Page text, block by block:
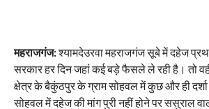
महराजगंज:श्यामदेउरवा महराजगंज सूबे में दहेज
सरकार हर दिन जहां कई बड़े फैसले ले रही है। तो
क्षेत्र के बैकुंठपुर के ग्राम सोहवल में कुछ और ही
सोहवल में दहेज की मांग पुरी नहीं होने पर ससुराल